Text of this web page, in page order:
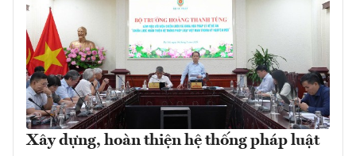
Xây dựng, hoàn thiện hệ thống pháp luật